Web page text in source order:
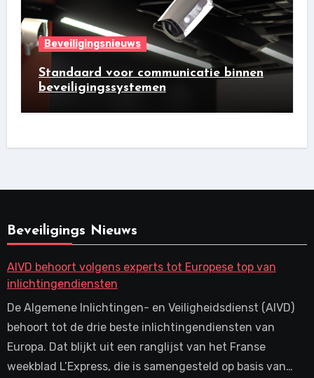
Beveiligingsnieuws
Standaard voor communicatie binnen
beveiligingssystemen
Beveiligings Nieuws
AIVD behoort volgens experts tot Europese top van
inlichtingendiensten
De Algemene Inlichtingen- en Veiligheidsdienst (AIVD)
behoort tot de drie beste inlichtingendiensten van
Europa. Dat blijkt uit een ranglijst van het Franse
weekblad L’Express, die is samengesteld op basis van…